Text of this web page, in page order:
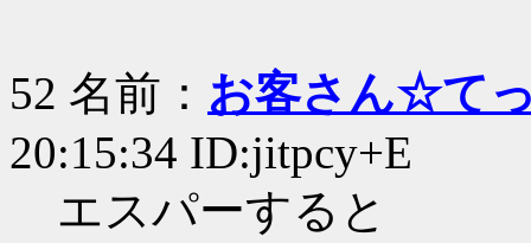
52 名前： お客さん☆て
20:15:34 ID:jitpcy+E
エスパーすると